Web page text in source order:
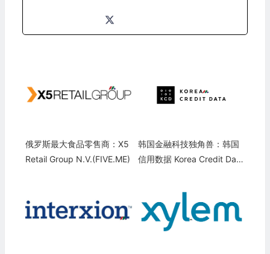
俄罗斯最大食品零售商：X5
Retail Group N.V.(FIVE.ME)
韩国金融科技独角兽：韩国
信用数据 Korea Credit Data